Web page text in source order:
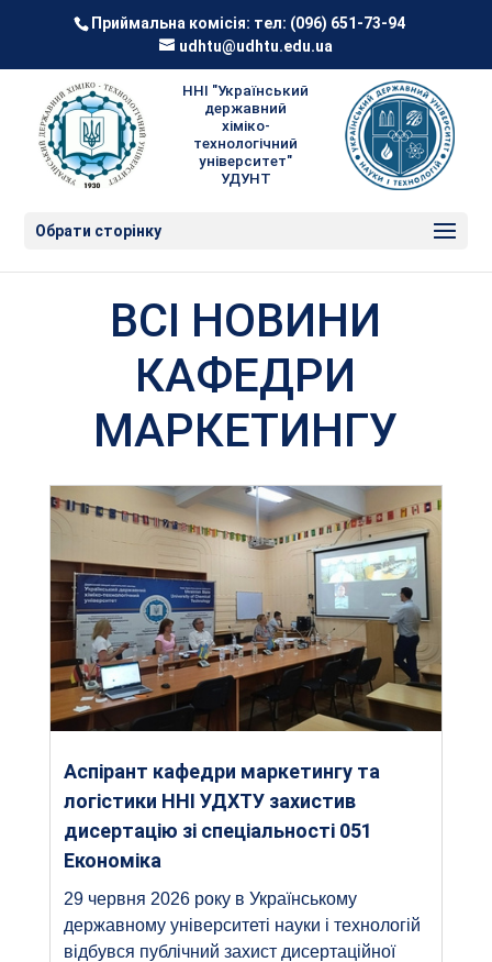
Приймальна комісія: тел: (096) 651-73-94
udhtu@udhtu.edu.ua
ННІ "Український
державний
хіміко-
технологічний
університет"
УДУНТ
Обрати сторінку
ВСІ НОВИНИ
КАФЕДРИ
МАРКЕТИНГУ
Аспірант кафедри маркетингу та
логістики ННІ УДХТУ захистив
дисертацію зі спеціальності 051
Економіка
29 червня 2026 року в Українському
державному університеті науки і технологій
відбувся публічний захист дисертаційної